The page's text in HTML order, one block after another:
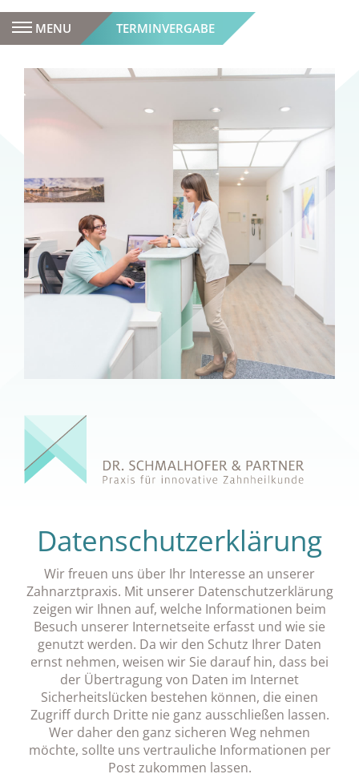
MENU TERMINVERGABE
Datenschutzerklärung
Wir freuen uns über Ihr Interesse an unserer
Zahnarztpraxis. Mit unserer Datenschutzerklärung
zeigen wir Ihnen auf, welche Informationen beim
Besuch unserer Internetseite erfasst und wie sie
genutzt werden. Da wir den Schutz Ihrer Daten
ernst nehmen, weisen wir Sie darauf hin, dass bei
der Übertragung von Daten im Internet
Sicherheitslücken bestehen können, die einen
Zugriff durch Dritte nie ganz ausschließen lassen.
Wer daher den ganz sicheren Weg nehmen
möchte, sollte uns vertrauliche Informationen per
Post zukommen lassen.